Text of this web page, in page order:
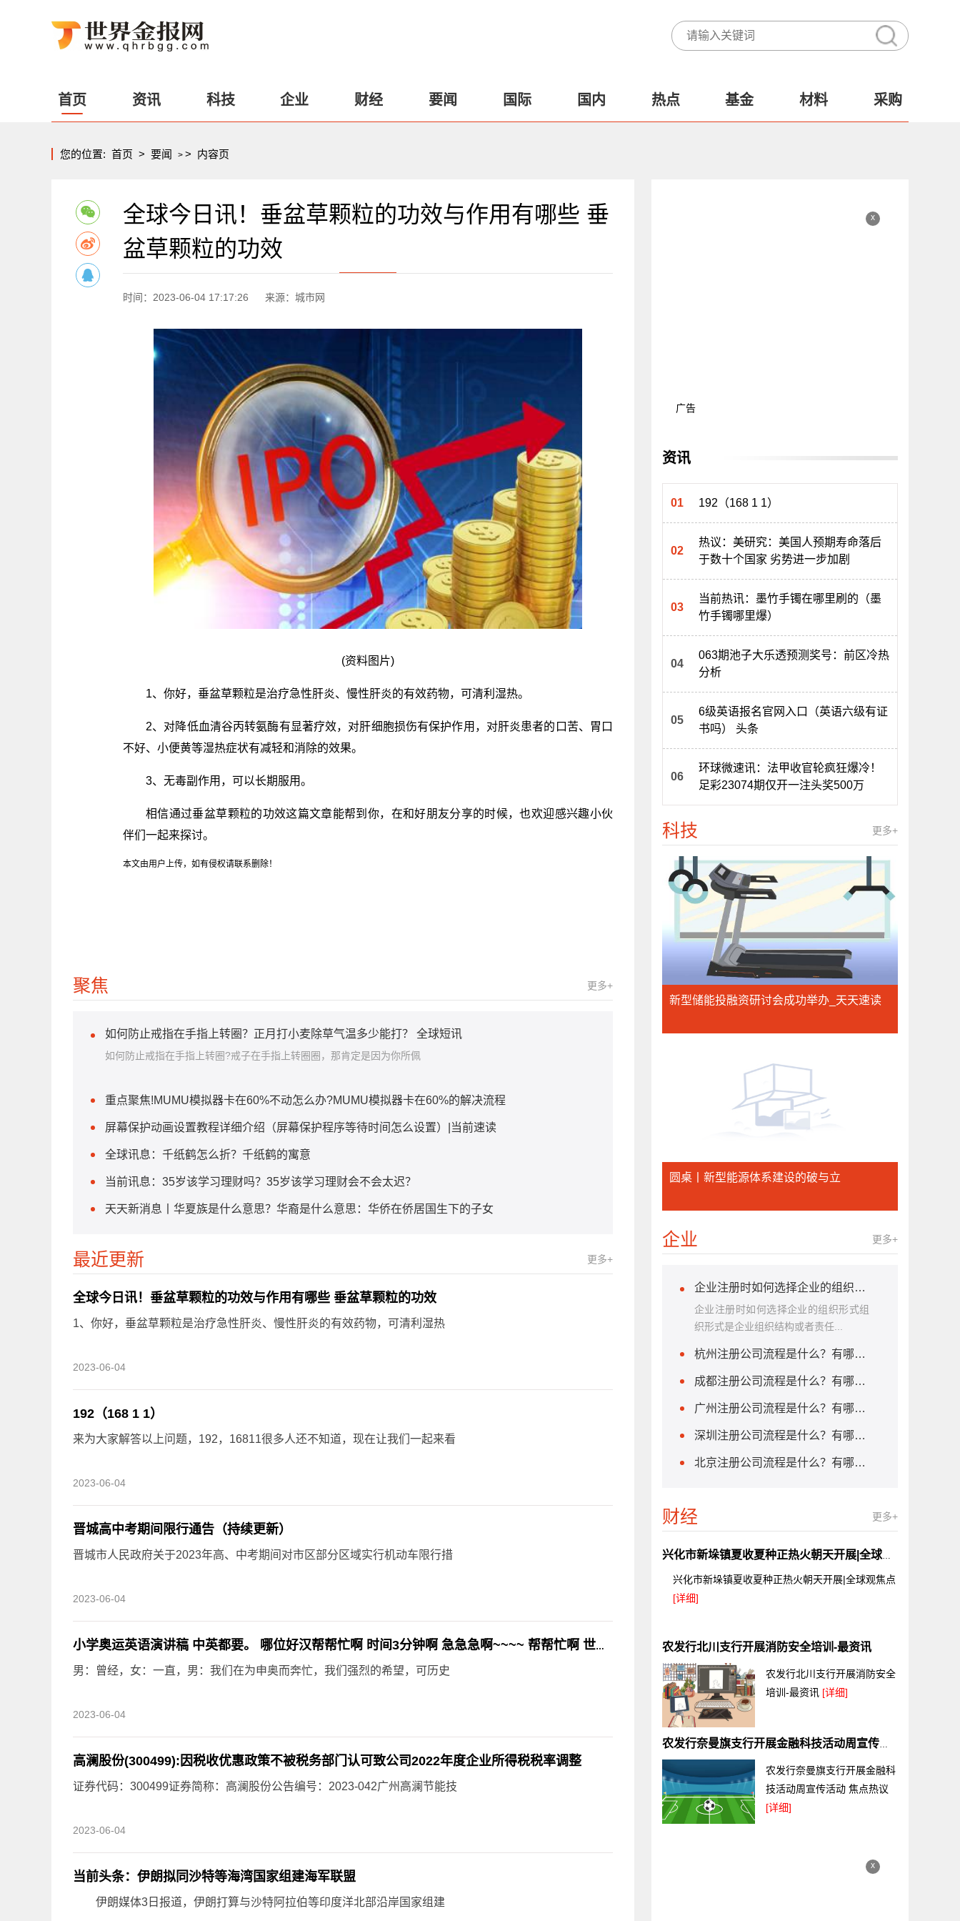
首页 资讯 科技 企业 财经 要闻 国际 国内 热点 基金 材料 采购
您的位置: 首页 > 要闻 > > 内容页
全球今日讯！垂盆草颗粒的功效与作用有哪些 垂
盆草颗粒的功效
时间：2023-06-04 17:17:26 来源：城市网
(资料图片)
1、你好，垂盆草颗粒是治疗急性肝炎、慢性肝炎的有效药物，可清利湿热。
2、对降低血清谷丙转氨酶有显著疗效，对肝细胞损伤有保护作用，对肝炎患者的口苦、胃口
不好、小便黄等湿热症状有减轻和消除的效果。
3、无毒副作用，可以长期服用。
相信通过垂盆草颗粒的功效这篇文章能帮到你，在和好朋友分享的时候，也欢迎感兴趣小伙
伴们一起来探讨。
本文由用户上传，如有侵权请联系删除！
聚焦 更多+
如何防止戒指在手指上转圈？正月打小麦除草气温多少能打？ 全球短讯
如何防止戒指在手指上转圈?戒子在手指上转圈圈，那肯定是因为你所佩
重点聚焦!MUMU模拟器卡在60%不动怎么办?MUMU模拟器卡在60%的解决流程
屏幕保护动画设置教程详细介绍（屏幕保护程序等待时间怎么设置）|当前速读
全球讯息：千纸鹤怎么折？千纸鹤的寓意
当前讯息：35岁该学习理财吗？35岁该学习理财会不会太迟？
天天新消息丨华夏族是什么意思？华裔是什么意思：华侨在侨居国生下的子女
最近更新 更多+
全球今日讯！垂盆草颗粒的功效与作用有哪些 垂盆草颗粒的功效
1、你好，垂盆草颗粒是治疗急性肝炎、慢性肝炎的有效药物，可清利湿热
2023-06-04
192（168 1 1）
来为大家解答以上问题，192，16811很多人还不知道，现在让我们一起来看
2023-06-04
晋城高中考期间限行通告（持续更新）
晋城市人民政府关于2023年高、中考期间对市区部分区域实行机动车限行措
2023-06-04
小学奥运英语演讲稿 中英都要。 哪位好汉帮帮忙啊 时间3分钟啊 急急急啊~~~~ 帮帮忙啊 世界滚动
男：曾经，女：一直，男：我们在为申奥而奔忙，我们强烈的希望，可历史
2023-06-04
高澜股份(300499):因税收优惠政策不被税务部门认可致公司2022年度企业所得税税率调整
证券代码：300499证券简称：高澜股份公告编号：2023-042广州高澜节能技
2023-06-04
当前头条：伊朗拟同沙特等海湾国家组建海军联盟
伊朗媒体3日报道，伊朗打算与沙特阿拉伯等印度洋北部沿岸国家组建
x
广告
资讯
192（168 1 1）
热议：美研究：美国人预期寿命落后
于数十个国家 劣势进一步加剧
当前热讯：墨竹手镯在哪里刷的（墨
竹手镯哪里爆）
063期池子大乐透预测奖号：前区冷热
分析
6级英语报名官网入口（英语六级有证
书吗） 头条
环球微速讯：法甲收官轮疯狂爆冷！
足彩23074期仅开一注头奖500万
科技 更多+
新型储能投融资研讨会成功举办_天天速读
圆桌丨新型能源体系建设的破与立
企业 更多+
企业注册时如何选择企业的组织形式？企业设立公司章程如何签字？
企业注册时如何选择企业的组织形式组
织形式是企业组织结构或者责任...
杭州注册公司流程是什么？有哪些注意事项？
成都注册公司流程是什么？有哪些注意事项？
广州注册公司流程是什么？有哪些注意事项？
深圳注册公司流程是什么？有哪些注意事项？
北京注册公司流程是什么？有哪些注意事项？
财经 更多+
兴化市新垛镇夏收夏种正热火朝天开展|全球观焦点
兴化市新垛镇夏收夏种正热火朝天开展|全球观焦点
[详细]
农发行北川支行开展消防安全培训-最资讯
农发行北川支行开展消防安全
培训-最资讯 [详细]
农发行奈曼旗支行开展金融科技活动周宣传活动 焦点热议
农发行奈曼旗支行开展金融科
技活动周宣传活动 焦点热议
[详细]
x